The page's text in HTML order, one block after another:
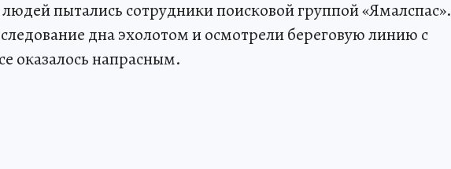
пытались сотрудники поисковой группой «Ямалспас».
дна эхолотом и осмотрели береговую линию с
оказалось напрасным.